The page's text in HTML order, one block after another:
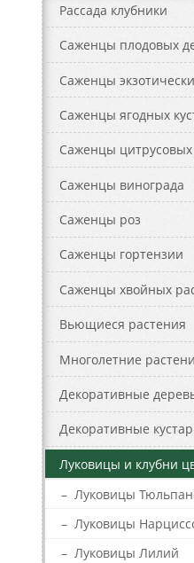
Рассада клубники
Саженцы плодовых
Саженцы
Саженцы ягодных
Саженцы
Саженцы винограда
Саженцы роз
Саженцы гортензии
Саженцы хвойных
Вьющиеся растения
Многолетние
Декоративные
Декоративные
Луковицы и клубни
– Луковицы
– Луковицы
– Луковицы Лилий